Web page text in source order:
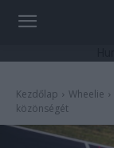
Kezdőlap Wheelie
közönségét